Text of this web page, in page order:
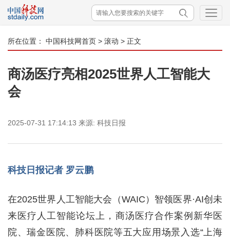
所在位置： 中国科技网首页 > 滚动 > 正文
商汤医疗亮相2025世界人工智能大
会
2025-07-31 17:14:13 来源: 科技日报
科技日报记者 罗云鹏
在2025世界人工智能大会（WAIC）智领医界·AI创未
来医疗人工智能论坛上，商汤医疗合作案例新华医
院、瑞金医院、肺科医院等五大应用场景入选“上海